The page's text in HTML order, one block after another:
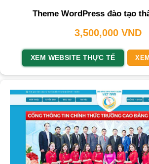
Theme WordPress đào tạo
3,500,000 VND
XEM WEBSITE THỰC TẾ